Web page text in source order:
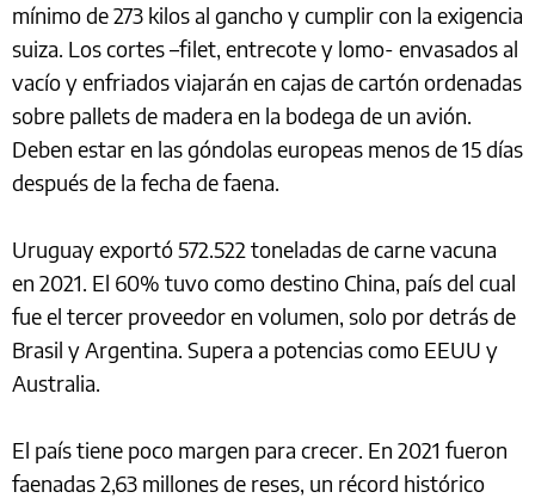
mínimo de 273 kilos al gancho y cumplir con la exigencia
suiza. Los cortes –filet, entrecote y lomo- envasados al
vacío y enfriados viajarán en cajas de cartón ordenadas
sobre pallets de madera en la bodega de un avión.
Deben estar en las góndolas europeas menos de 15 días
después de la fecha de faena.
Uruguay exportó 572.522 toneladas de carne vacuna
en 2021. El 60% tuvo como destino China, país del cual
fue el tercer proveedor en volumen, solo por detrás de
Brasil y Argentina. Supera a potencias como EEUU y
Australia.
El país tiene poco margen para crecer. En 2021 fueron
faenadas 2,63 millones de reses, un récord histórico